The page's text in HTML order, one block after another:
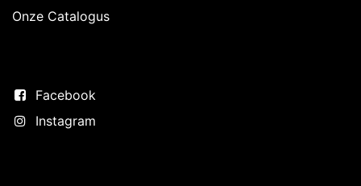
Onze Catalogus
Facebook
Instagram